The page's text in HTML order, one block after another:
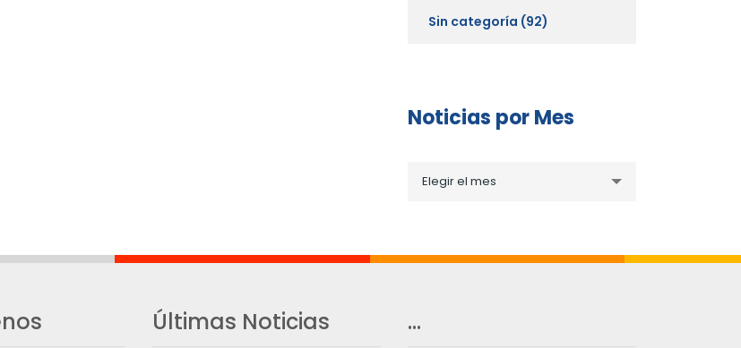
Sin categoría (92)
Noticias por Mes
porElegir el mes
Últimas Noticias …